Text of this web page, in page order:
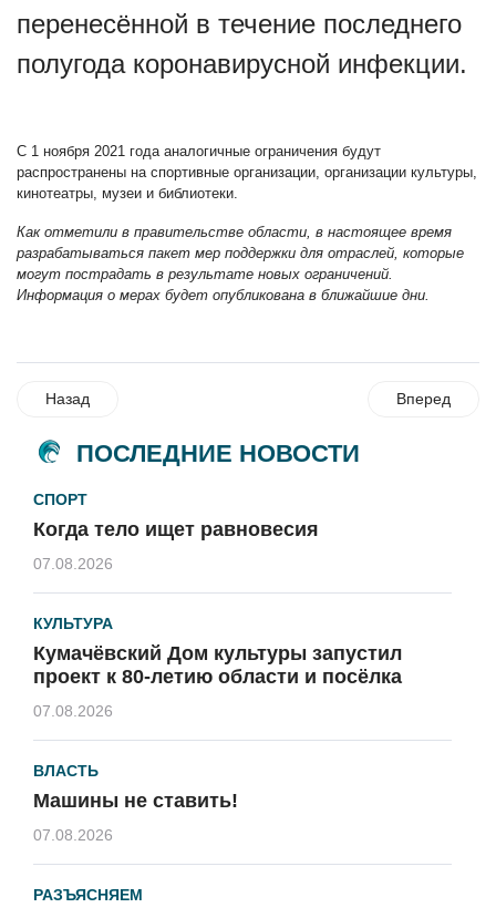
перенесённой в течение последнего
полугода коронавирусной инфекции.
С 1 ноября 2021 года аналогичные ограничения будут
распространены на спортивные организации, организации культуры,
кинотеатры, музеи и библиотеки.
Как отметили в правительстве области, в настоящее время
разрабатываться пакет мер поддержки для отраслей, которые
могут пострадать в результате новых ограничений.
Информация о мерах будет опубликована в ближайшие дни.
Назад Вперед
ПОСЛЕДНИЕ НОВОСТИ
СПОРТ
Когда тело ищет равновесия
07.08.2026
КУЛЬТУРА
Кумачёвский Дом культуры запустил
проект к 80-летию области и посёлка
07.08.2026
ВЛАСТЬ
Машины не ставить!
07.08.2026
РАЗЪЯСНЯЕМ